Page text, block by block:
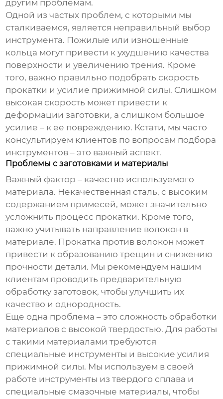
другим проблемам.
Одной из частых проблем, с которыми мы
сталкиваемся, является неправильный выбор
инструмента. Пожилые или изношенные
кольца могут привести к ухудшению качества
поверхности и увеличению трения. Кроме
того, важно правильно подобрать скорость
прокатки и усилие прижимной силы. Слишком
высокая скорость может привести к
деформации заготовки, а слишком большое
усилие – к ее повреждению. Кстати, мы часто
консультируем клиентов по вопросам подбора
инструментов – это важный аспект.
Проблемы с заготовками и материалы
Важный фактор – качество используемого
материала. Некачественная сталь, с высоким
содержанием примесей, может значительно
усложнить процесс прокатки. Кроме того,
важно учитывать направление волокон в
материале. Прокатка против волокон может
привести к образованию трещин и снижению
прочности детали. Мы рекомендуем нашим
клиентам проводить предварительную
обработку заготовок, чтобы улучшить их
качество и однородность.
Еще одна проблема – это сложность обработки
материалов с высокой твердостью. Для работы
с такими материалами требуются
специальные инструменты и высокие усилия
прижимной силы. Мы используем в своей
работе инструменты из твердого сплава и
специальные смазочные материалы, чтобы